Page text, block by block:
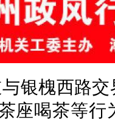
银槐西路
座喝茶等行